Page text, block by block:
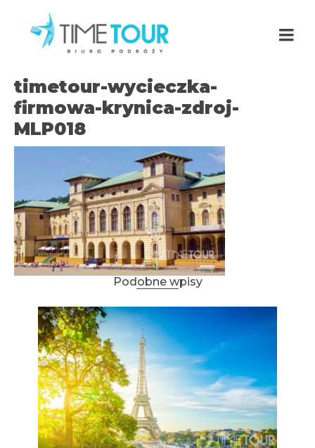
timetour-wycieczka-
firmowa-krynica-zdroj-
MLP018
Podobne wpisy